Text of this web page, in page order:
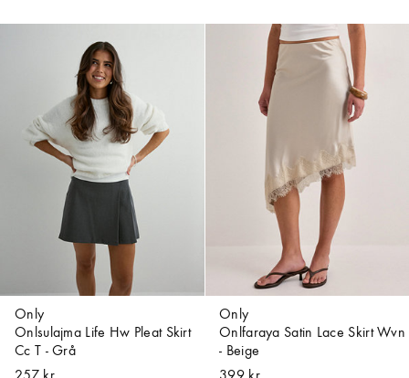
Only
Onlsulajma Life Hw Pleat Skirt
Cc T - Grå
Only
Onlfaraya Satin Lace Skirt Wvn
- Beige